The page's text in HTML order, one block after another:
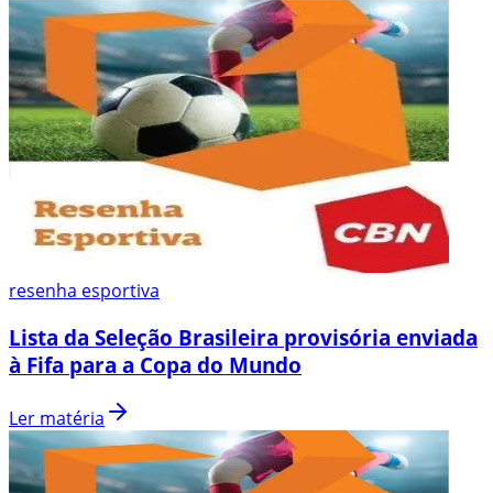
resenha esportiva
Lista da Seleção Brasileira provisória enviada
à Fifa para a Copa do Mundo
Ler matéria